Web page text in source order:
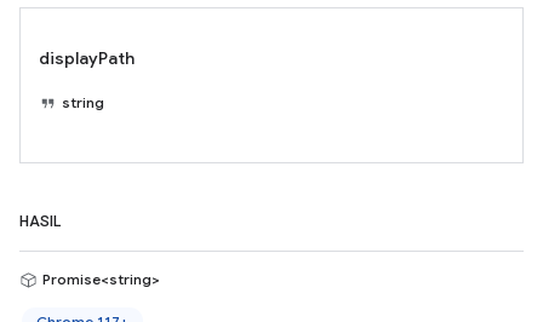
displayPath
string
HASIL
Promise<string>